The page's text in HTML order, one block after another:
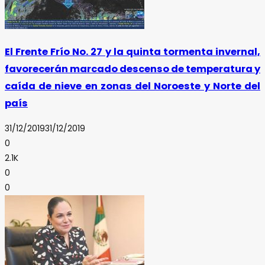
El Frente Frío No. 27 y la quinta tormenta invernal,
favorecerán marcado descenso de temperatura y
caída de nieve en zonas del Noroeste y Norte del
país
31/12/201931/12/2019
0
2.1K
0
0